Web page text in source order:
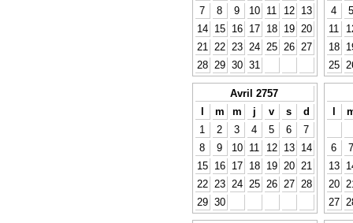
7
8 9 10 11 12
13
14
15 16 17 18 19
20
21
22 23 24 25 26
27
28
29 30 31
4
5
11
18
25
Avril 2757
l
m m j v s
d
1
2 3 4 5 6
7
8
9 10 11 12 13
14
15
16 17 18 19 20
21
22
23 24 25 26 27
28
29 30
l
6
7
13
20
27